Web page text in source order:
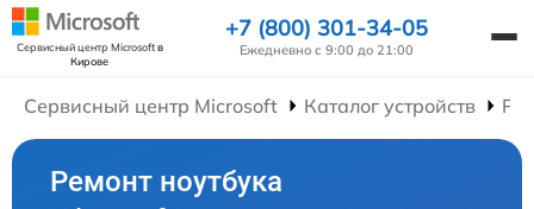
Сервисный центр Microsoftв
Кирове
+7 (800) 301-34-05
Ежедневно с 9:00 до 21:00
Сервисный центр Microsoft Каталог устройств
Ремонт ноутбука